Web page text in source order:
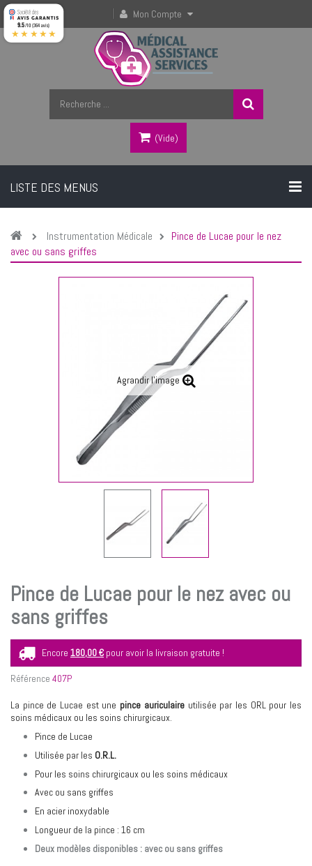
Mon Compte
(vide)
LISTE DES MENUS
Instrumentation Médicale
Pince de Lucae pour le nez
avec ou sans griffes
Agrandir l'image
Pince de Lucae pour le nez avec ou
sans griffes
Encore 180,00 € pour avoir la livraison gratuite !
Référence 407P
La pince de Lucae est une pince auriculaireutilisée par les ORL pour les
soins médicaux ou les soins chirurgicaux.
Pince de Lucae
Utilisée par les O.R.L.
Pour les soins chirurgicaux ou les soins médicaux
Avec ou sans griffes
En acier inoxydable
Longueur de la pince : 16 cm
Deux modèles disponibles : avec ou sans griffes
9.5/10 (364 avis)
★★★★★